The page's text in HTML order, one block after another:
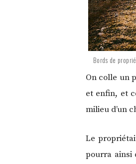
Bords de
On colle un
et enfin, et
milieu d’un
Le
pourra ainsi